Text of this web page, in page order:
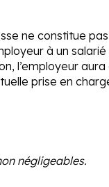
ne constitue
à un
l’employeur
prise en
négligeables.